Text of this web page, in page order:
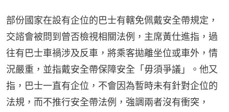
部份國家在設有企位的巴士有轄免佩戴安全帶規定，
交諮會被問到曾否檢視相關法例，主席黃仕進指，過
往有巴士車禍涉及反車，將乘客拋離坐位或車外，情
況嚴重，並指戴安全帶保障安全「毋須爭議」。他又
指，巴士一直有企位，不會因為暫時未有針對企位的
法規，而不推行安全帶法例，強調兩者沒有衝突，